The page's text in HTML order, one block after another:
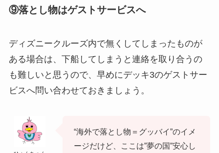
⑨落とし物はゲストサービスへ
ディズニークルーズ内で無くしてしまったものが
ある場合は、下船してしまうと連絡を取り合うの
も難しいと思うので、早めにデッキ3のゲストサー
ビスへ問い合わせておきましょう。
“海外で落とし物＝グッバイ”のイメ
ージだけど、ここは”夢の国”安心し